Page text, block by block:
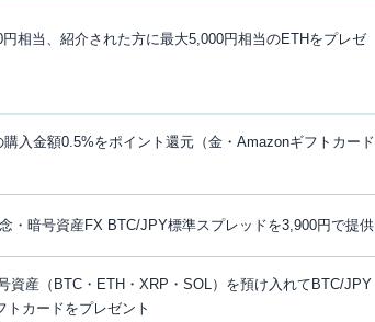
相当、紹介された方に最大5,000円相当のETHをプレゼ
入金額0.5%をポイント還元（金・Amazonギフトカード
・暗号資産FX BTC/JPY標準スプレッドを3,900円で提供
資産（BTC・ETH・XRP・SOL）を預け入れてBTC/JPY
トカードをプレゼント